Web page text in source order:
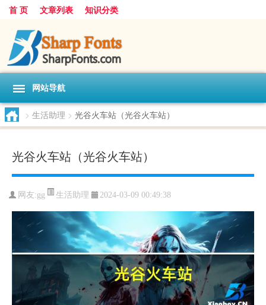
首 页 文章列表 知识分类
网站导航
> 生活助理 > 光谷火车站（光谷火车站）
光谷火车站（光谷火车站）
网友:gg 生活助理 2024-03-09 00:49:38